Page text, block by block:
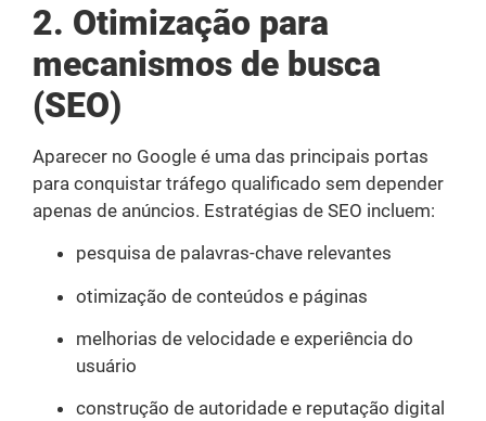
2. Otimização para
mecanismos de busca
(SEO)
Aparecer no Google é uma das principais portas
para conquistar tráfego qualificado sem depender
apenas de anúncios. Estratégias de SEO incluem:
pesquisa de palavras-chave relevantes
otimização de conteúdos e páginas
melhorias de velocidade e experiência do
usuário
construção de autoridade e reputação digital